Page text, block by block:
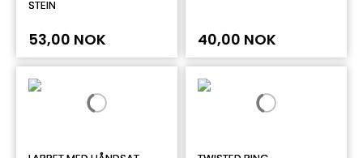
STEIN
53,00 NOK 40,00 NOK